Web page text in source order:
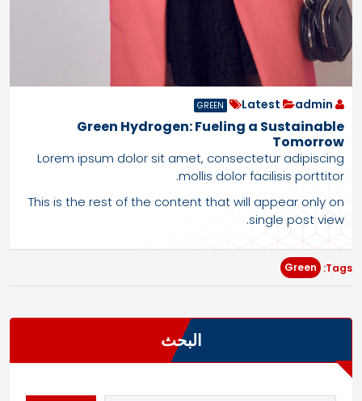
admin
Latest
GREEN
Green Hydrogen: Fueling a Sustainable
Tomorrow
Lorem ipsum dolor sit amet, consectetur adipiscing
mollis dolor facilisis porttitor.
This is the rest of the content that will appear only on
single post view.
Tags:
Green
البحث